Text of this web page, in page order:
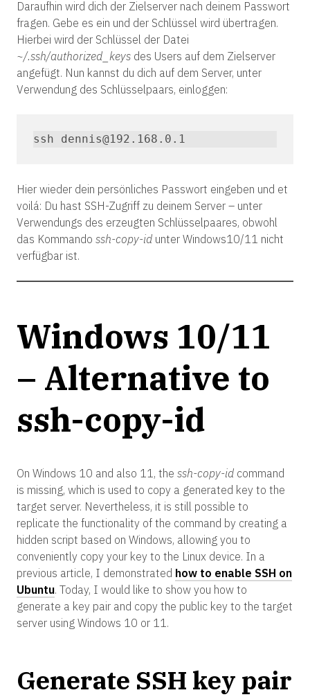
Daraufhin wird dich der Zielserver nach deinem Passwort
fragen. Gebe es ein und der Schlüssel wird übertragen.
Hierbei wird der Schlüssel der Datei
~/.ssh/authorized_keys des Users auf dem Zielserver
angefügt. Nun kannst du dich auf dem Server, unter
Verwendung des Schlüsselpaars, einloggen:
ssh dennis@192.168.0.1
Hier wieder dein persönliches Passwort eingeben und et
voilá: Du hast SSH-Zugriff zu deinem Server – unter
Verwendungs des erzeugten Schlüsselpaares, obwohl
das Kommando ssh-copy-id unter Windows10/11 nicht
verfügbar ist.
Windows 10/11
– Alternative to
ssh-copy-id
On Windows 10 and also 11, the ssh-copy-id command
is missing, which is used to copy a generated key to the
target server. Nevertheless, it is still possible to
replicate the functionality of the command by creating a
hidden script based on Windows, allowing you to
conveniently copy your key to the Linux device. In a
previous article, I demonstrated how to enable SSH on
Ubuntu. Today, I would like to show you how to
generate a key pair and copy the public key to the target
server using Windows 10 or 11.
Generate SSH key pair